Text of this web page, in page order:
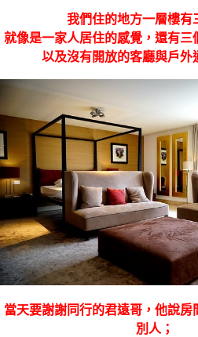
我們住的地方一層樓有
就像是一家人居住的感覺，還有三
以及沒有開放的客廳與戶外
當天要謝謝同行的君遠哥，他說房
別人；